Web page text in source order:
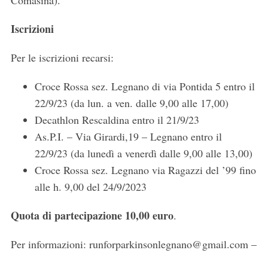
Iscrizioni
Per le iscrizioni recarsi:
Croce Rossa sez. Legnano di via Pontida 5 entro il
22/9/23 (da lun. a ven. dalle 9,00 alle 17,00)
Decathlon Rescaldina entro il 21/9/23
As.P.I. – Via Girardi,19 – Legnano entro il
22/9/23 (da lunedì a venerdì dalle 9,00 alle 13,00)
Croce Rossa sez. Legnano via Ragazzi del ’99 fino
alle h. 9,00 del 24/9/2023
Quota di partecipazione 10,00 euro.
Per informazioni: runforparkinsonlegnano@gmail.com –